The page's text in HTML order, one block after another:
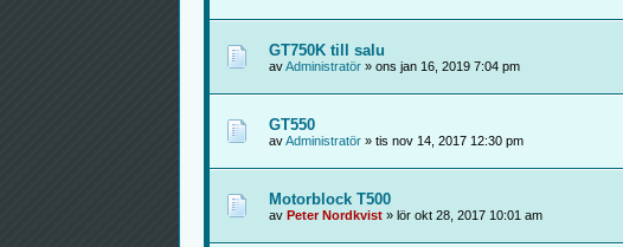
GT750K till salu
avAdministratör» ons jan 16, 2019 7:04 pm
GT550
avAdministratör» tis nov 14, 2017 12:30 pm
Motorblock T500
av Peter Nordkvist» lör okt 28, 2017 10:01 am